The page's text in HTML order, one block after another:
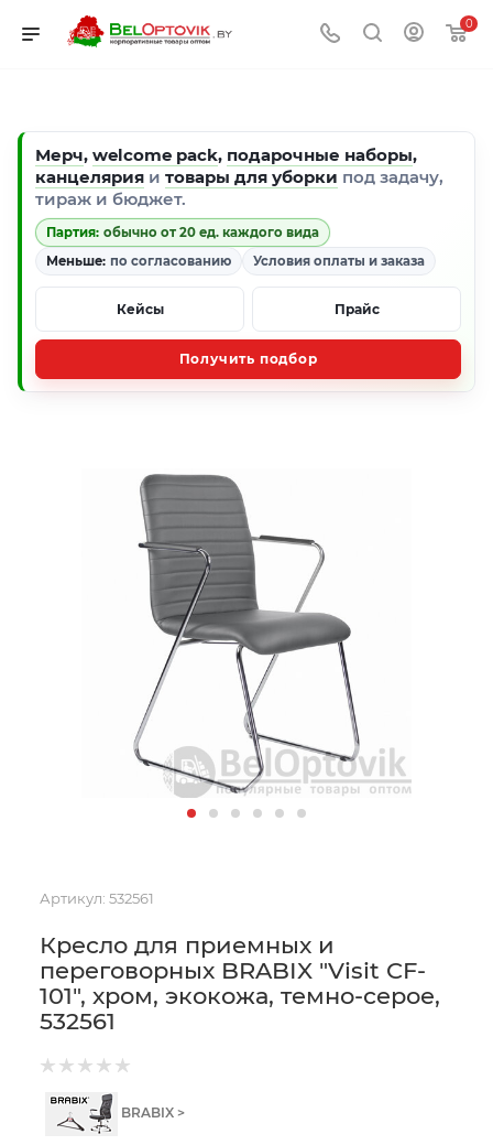
0
Мерч, welcome pack, подарочные наборы,
канцелярия и товары для уборки под задачу,
тираж и бюджет.
Партия: обычно от 20 ед. каждого вида
Меньше: по согласованию Условия оплаты и заказа
Кейсы Прайс
Получить подбор
Артикул: 532561
Кресло для приемных и
переговорных BRABIX "Visit CF-
101", хром, экокожа, темно-серое,
532561
BRABIX >